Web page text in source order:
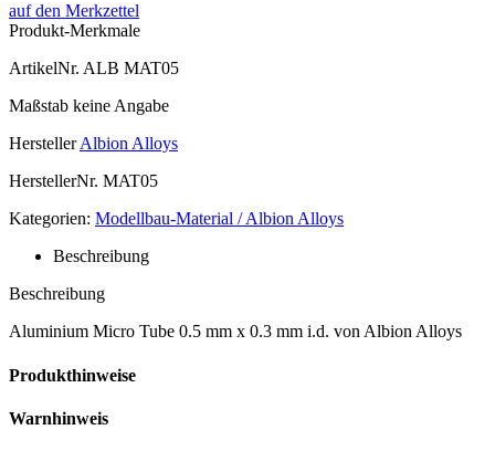
auf den Merkzettel
Produkt-Merkmale
ArtikelNr. ALB MAT05
Maßstab keine Angabe
Hersteller Albion Alloys
HerstellerNr. MAT05
Kategorien: Modellbau-Material / Albion Alloys
Beschreibung
Beschreibung
Aluminium Micro Tube 0.5 mm x 0.3 mm i.d. von Albion Alloys
Produkthinweise
Warnhinweis